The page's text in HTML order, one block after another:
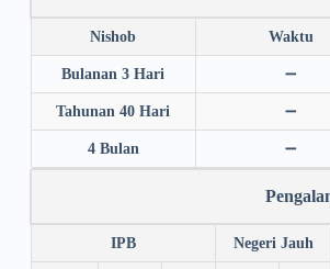
Nishob Waktu
Bulanan 3 Hari ➖
Tahunan 40 Hari ➖
4 Bulan ➖
IPB Negeri Jauh